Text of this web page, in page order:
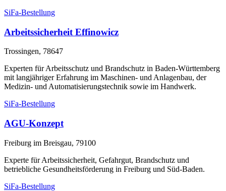
SiFa-Bestellung
Arbeitssicherheit Effinowicz
Trossingen, 78647
Experten für Arbeitsschutz und Brandschutz in Baden-Württemberg
mit langjähriger Erfahrung im Maschinen- und Anlagenbau, der
Medizin- und Automatisierungstechnik sowie im Handwerk.
SiFa-Bestellung
AGU-Konzept
Freiburg im Breisgau, 79100
Experte für Arbeitssicherheit, Gefahrgut, Brandschutz und
betriebliche Gesundheitsförderung in Freiburg und Süd-Baden.
SiFa-Bestellung